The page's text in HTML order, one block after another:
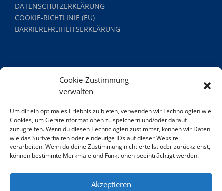
Cookie-Zustimmung
verwalten
Um dir ein optimales Erlebnis zu bieten, verwenden wir Technologien wie
Cookies, um Geräteinformationen zu speichern und/oder darauf
zuzugreifen. Wenn du diesen Technologien zustimmst, können wir Daten
wie das Surfverhalten oder eindeutige IDs auf dieser Website
verarbeiten. Wenn du deine Zustimmung nicht erteilst oder zurückziehst,
können bestimmte Merkmale und Funktionen beeinträchtigt werden.
Akzeptieren
DATENSCHUTZERKLÄRUNG
COOKIE-RICHTLINIE (EU)
BARRIEREFREIHEITSERKLÄRUNG
HAMBURG TOURISMUS GMBH WEXSTRASSE 7 20355 H
AMBURG DEUTSCHLAND